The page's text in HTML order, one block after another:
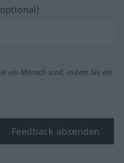
ein Mensch sind, indem Sie ein
Feedback absenden